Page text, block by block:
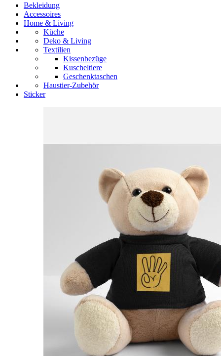
Bekleidung
Accessoires
Home & Living
Küche
Deko & Living
Textilien
Kissenbezüge
Kuscheltiere
Geschenktaschen
Haustier-Zubehör
Sticker